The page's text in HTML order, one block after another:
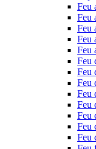
Feu
Feu
Feu
Feu
Feu
Feu
Feu
Feu
Feu
Feu
Feu
Feu
Feu